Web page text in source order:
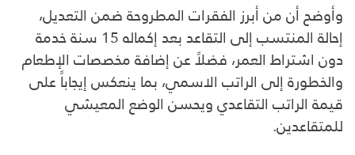
وأوضح أن من أبرز الفقرات المطروحة ضمن التعديل،
إحالة المنتسب إلى التقاعد بعد إكماله 15 سنة خدمة
دون اشتراط العمر، فضلاً عن إضافة مخصصات الإطعام
والخطورة إلى الراتب الاسمي، بما ينعكس إيجاباً على
قيمة الراتب التقاعدي ويحسن الوضع المعيشي
للمتقاعدين.